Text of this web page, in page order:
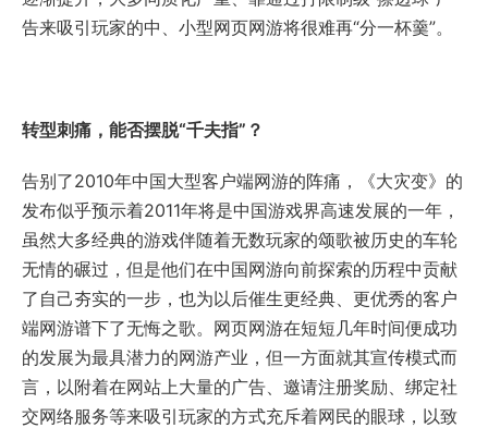
告来吸引玩家的中、小型网页网游将很难再“分一杯羹”。
转型刺痛，能否摆脱“千夫指”？
告别了2010年中国大型客户端网游的阵痛，《大灾变》的
发布似乎预示着2011年将是中国游戏界高速发展的一年，
虽然大多经典的游戏伴随着无数玩家的颂歌被历史的车轮
无情的碾过，但是他们在中国网游向前探索的历程中贡献
了自己夯实的一步，也为以后催生更经典、更优秀的客户
端网游谱下了无悔之歌。网页网游在短短几年时间便成功
的发展为最具潜力的网游产业，但一方面就其宣传模式而
言，以附着在网站上大量的广告、邀请注册奖励、绑定社
交网络服务等来吸引玩家的方式充斥着网民的眼球，以致